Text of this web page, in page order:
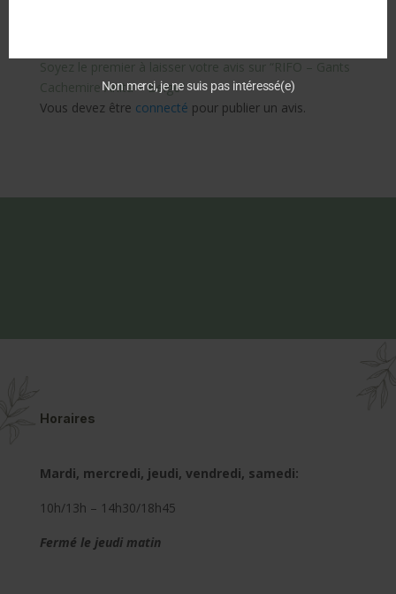
Soyez le premier à laisser votre avis sur “RIFO – Gants
Cachemire Anita – Beige”
Vous devez être connecté pour publier un avis.
Horaires
Mardi, mercredi, jeudi, vendredi, samedi:
10h/13h – 14h30/18h45
Fermé le jeudi matin
Non merci, je ne suis pas intéressé(e)